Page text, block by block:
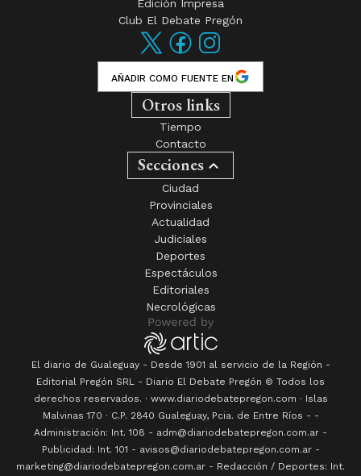
Edición Impresa
Club El Debate Pregón
AÑADIR COMO FUENTE EN
Otros links
Tiempo
Contacto
Secciones
Ciudad
Provinciales
Actualidad
Judiciales
Deportes
Espectáculos
Editoriales
Necrológicas
El diario de Gualeguay - Desde 1901 al servicio de la Región -
Editorial Pregón SRL
- Diario El Debate Pregón © Todos los
derechos reservados. · www.diariodebatepregon.com · Islas
Malvinas 170 · C.P. 2840 Gualeguay, Pcia. de Entre Ríos - -
Administración: Int. 108 - adm@diariodebatepregon.com.ar -
Publicidad: Int. 101 - avisos@diariodebatepregon.com.ar -
marketing@diariodebatepregon.com.ar - Redacción / Deportes: Int.